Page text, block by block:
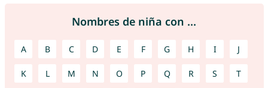
Nombres de niña con ...
A B C D E F G H I J
K L M N O P Q R S T